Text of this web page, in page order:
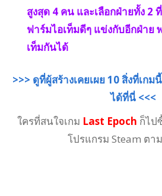
สูงสุด 4 คน และเลือกฝ่ายทั้ง 2
ฟาร์มไอเท็มดีๆ แข่งกับอีกฝ่าย
เท็มกันได้
>>> ดูที่ผู้สร้างเคยเผย 10 สิ่งที่เก
ได้ที่นี่ <<<
ใครที่สนใจเกม Last Epoch ก็ไป
โปรแกรม Steam ตา